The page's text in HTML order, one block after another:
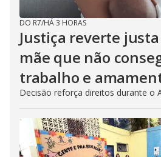
DO R7/HÁ 3 HORAS
Justiça reverte
mãe que não
trabalho e
Decisão reforça direitos durante o